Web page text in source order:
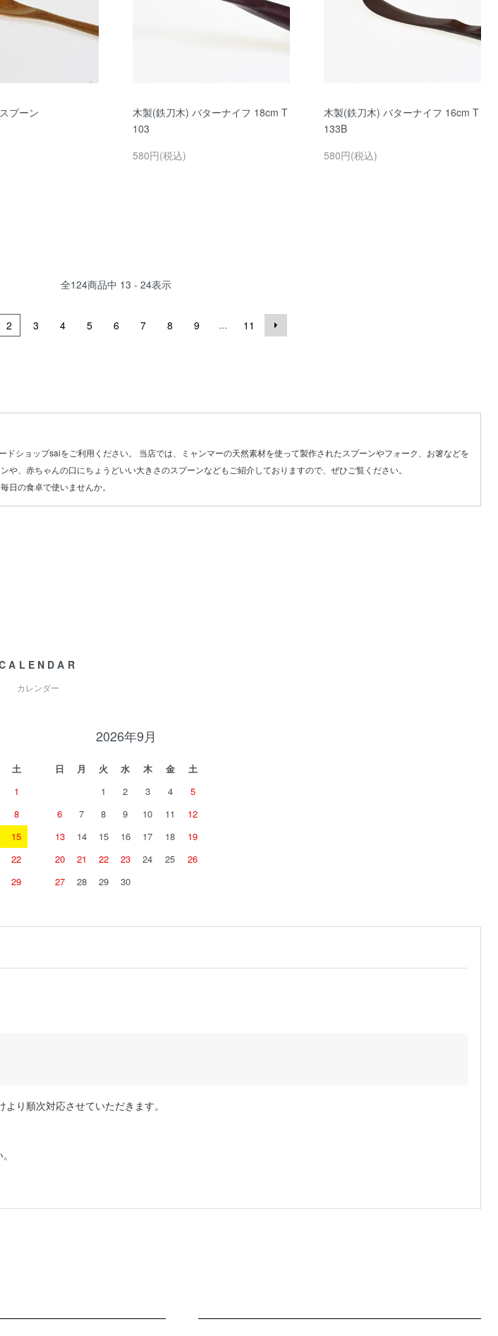
プーン
木製(鉄刀木) バターナイフ 18cm T
103
580円(税込)
木製(鉄刀木) バターナイフ 16cm T
133B
580円(税込)
全124商品中 13 - 24表示
2 3 4 5 6 7 8 9 ... 11
ドショップsaiをご利用ください。 当店では、ミャンマーの天然素材を使って製作されたスプーンやフォーク お箸などを
や、赤ちゃんの口にちょうどいい大きさのスプーンなどもご紹介しておりますので、ぜひご覧ください。
日の食卓で使いませんか。
カレンダー
土
1
8
15
22
29
2026年9月
日 月 火 水 木 金
土
1
2 3 4
5
6
7 8 9 10 11
12
13
14 15 16 17 18
19
20
21 22 23 24 25
26
27
28 29 30
り順次対応させていただきます。